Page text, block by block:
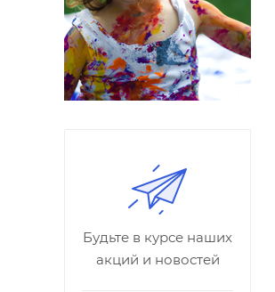
Будьте в курсе наших
акций и новостей